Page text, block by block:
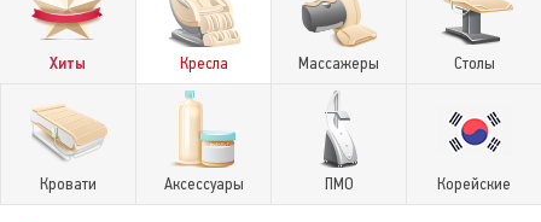
Хиты Кресла Массажеры Столы
Кровати Аксессуары ПМО Корейские